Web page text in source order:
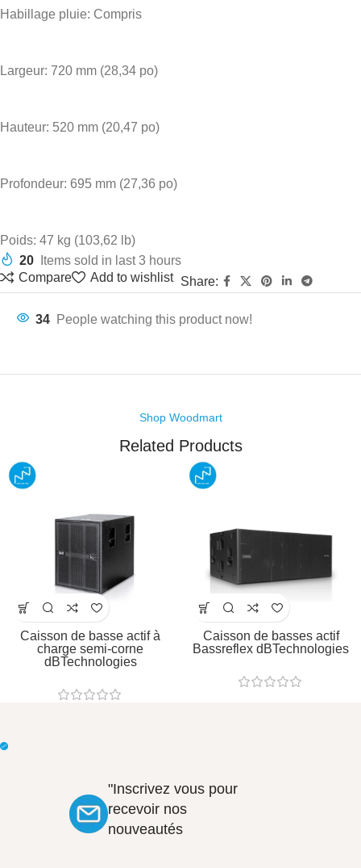
Habillage pluie: Compris
Largeur: 720 mm (28,34 po)
Hauteur: 520 mm (20,47 po)
Profondeur: 695 mm (27,36 po)
Poids: 47 kg (103,62 lb)
20
Items sold in last 3 hours
Compare
Add to wishlist Share:
34 People watching this product now!
Shop Woodmart
Related Products
Caisson de basse actif à
charge semi-corne
dBTechnologies
Caisson de basses actif
Bassreflex dBTechnologies
"Inscrivez vous pour
recevoir nos
nouveautés